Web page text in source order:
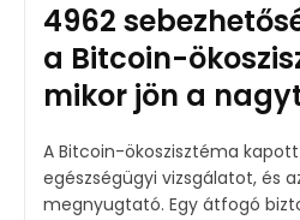
4962
a Bitcoin-
mikor jön a
A Bitcoin-ökoszisztéma
egészségügyi vizsgálatot, és
megnyugtató. Egy átfogó